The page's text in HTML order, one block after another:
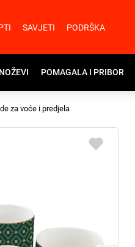
SAVJETI PODRŠKA
POMAGALA I PRIBOR
za voće i predjela